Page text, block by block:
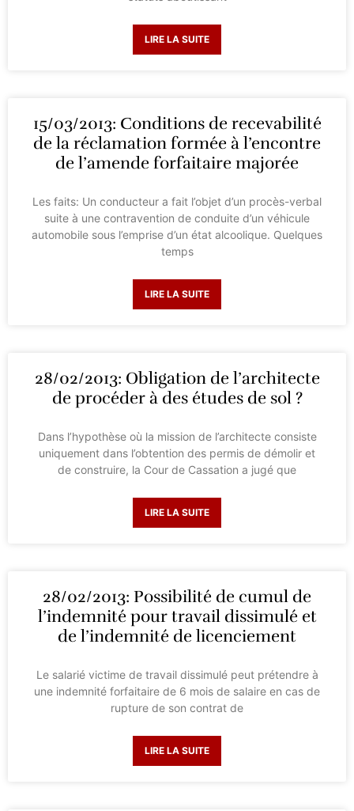
LIRE LA SUITE
15/03/2013: Conditions de recevabilité
de la réclamation formée à l’encontre
de l’amende forfaitaire majorée
Les faits: Un conducteur a fait l’objet d’un procès-verbal
suite à une contravention de conduite d’un véhicule
automobile sous l’emprise d’un état alcoolique. Quelques
temps
LIRE LA SUITE
28/02/2013: Obligation de l’architecte
de procéder à des études de sol ?
Dans l’hypothèse où la mission de l’architecte consiste
uniquement dans l’obtention des permis de démolir et
de construire, la Cour de Cassation a jugé que
LIRE LA SUITE
28/02/2013: Possibilité de cumul de
l’indemnité pour travail dissimulé et
de l’indemnité de licenciement
Le salarié victime de travail dissimulé peut prétendre à
une indemnité forfaitaire de 6 mois de salaire en cas de
rupture de son contrat de
LIRE LA SUITE